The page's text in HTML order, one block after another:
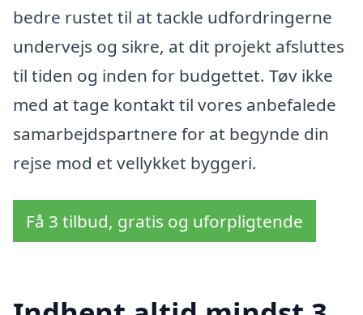
bedre rustet til at tackle udfordringerne
undervejs og sikre, at dit projekt afsluttes
til tiden og inden for budgettet. Tøv ikke
med at tage kontakt til vores anbefalede
samarbejdspartnere for at begynde din
rejse mod et vellykket byggeri.
Få 3 tilbud, gratis og uforpligtende